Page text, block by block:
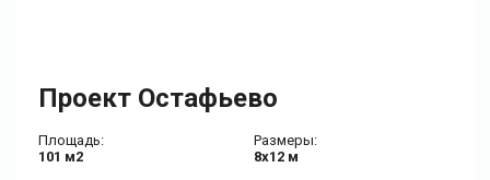
Проект Остафьево
Площадь:
101 м2
Размеры:
8х12 м